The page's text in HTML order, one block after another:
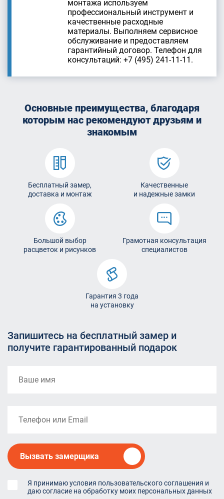
монтажа используем
профессиональный инструмент и
качественные расходные
материалы. Выполняем сервисное
обслуживание и предоставляем
гарантийный договор. Телефон для
консультаций: +7 (495) 241-11-11.
Основные преимущества, благодаря
которым нас рекомендуют друзьям и
знакомым
Бесплатный замер,
доставка и монтаж
Качественные
и надежные замки
Большой выбор
расцветок и рисунков
Грамотная консультация
специалистов
Гарантия 3 года
на установку
Запишитесь на бесплатный замер и
получите гарантированный подарок
Вызвать замерщика
Я принимаю условия пользовательского соглашения и
даю согласие на обработку моих персональных данных